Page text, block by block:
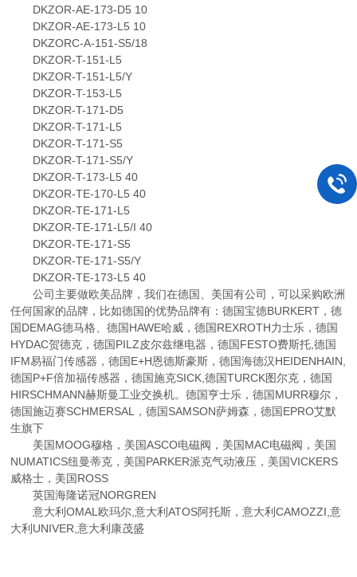
DKZOR-AE-173-D5 10
DKZOR-AE-173-L5 10
DKZORC-A-151-S5/18
DKZOR-T-151-L5
DKZOR-T-151-L5/Y
DKZOR-T-153-L5
DKZOR-T-171-D5
DKZOR-T-171-L5
DKZOR-T-171-S5
DKZOR-T-171-S5/Y
DKZOR-T-173-L5 40
DKZOR-TE-170-L5 40
DKZOR-TE-171-L5
DKZOR-TE-171-L5/I 40
DKZOR-TE-171-S5
DKZOR-TE-171-S5/Y
DKZOR-TE-173-L5 40
公司主要做欧美品牌，我们在德国、美国有公司，可以采购欧洲
任何国家的品牌，比如德国的优势品牌有：德国宝德BURKERT，德
国DEMAG德马格、德国HAWE哈威，德国REXROTH力士乐，德国
HYDAC贺德克，德国PILZ皮尔兹继电器，德国FESTO费斯托,德国
IFM易福门传感器，德国E+H恩德斯豪斯，德国海德汉HEIDENHAIN,
德国P+F倍加福传感器，德国施克SICK,德国TURCK图尔克，德国
HIRSCHMANN赫斯曼工业交换机。德国亨士乐，德国MURR穆尔，
德国施迈赛SCHMERSAL，德国SAMSON萨姆森，德国EPRO艾默
生旗下
美国MOOG穆格，美国ASCO电磁阀，美国MAC电磁阀，美国
NUMATICS纽曼蒂克，美国PARKER派克气动液压，美国VICKERS
威格士，美国ROSS
英国海隆诺冠NORGREN
意大利OMAL欧玛尔,意大利ATOS阿托斯，意大利CAMOZZI,意
大利UNIVER,意大利康茂盛